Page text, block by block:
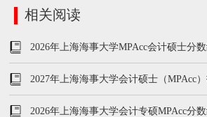
相关阅读
2026年上海海事大学MPAcc会计硕士分
2027年上海海事大学会计硕士（MPAcc
2026年上海海事大学会计专硕MPAcc分